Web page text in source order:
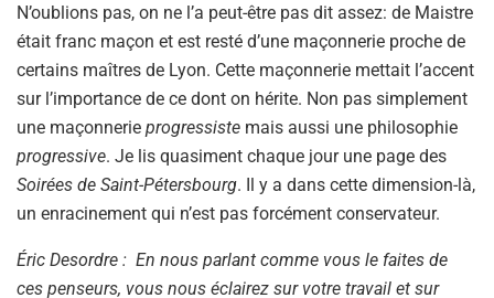
N’oublions pas, on ne l’a peut-être pas dit assez: de Maistre
était franc maçon et est resté d’une maçonnerie proche de
certains maîtres de Lyon. Cette maçonnerie mettait l’accent
sur l’importance de ce dont on hérite. Non pas simplement
une maçonnerie progressiste mais aussi une philosophie
progressive. Je lis quasiment chaque jour une page des
Soirées de Saint-Pétersbourg. Il y a dans cette dimension-là,
un enracinement qui n’est pas forcément conservateur.
Éric Desordre : En nous parlant comme vous le faites de
ces penseurs, vous nous éclairez sur votre travail et sur